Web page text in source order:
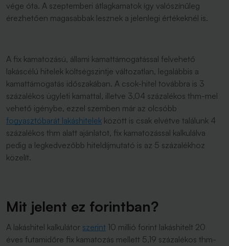
vége óta. A szeptemberi átlagkamatok így valószínűleg
érezhetően magasabbak lesznek a jelenlegi értékeknél is.
A fix kamatozású, állami kamattámogatással felvehető
lakáscélú hitelek költségszintje változatlan, legalábbis a
kamattámogatás időszakában. A csok-hitel továbbra is 3
százalékos ügyleti kamattal, illetve 3,04 százalékos thm-mel
vehető igénybe, ezzel szemben már az olcsóbb
fogyasztóbarát lakáshitelek között is csak elvétve találunk 4
százalékos thm alatt ajánlatot, fix kamatozással kalkulálva
pedig a legkedvezőbb hiteldíjmutató is az 5 százalékhoz
közelít.
Mit jelent ez forintban?
A lakáshitel kalkulátor szerint 10 millió forint lakáshitelt 20
éves futamidőre fix kamatozás mellett 5,19 százalékos thm-